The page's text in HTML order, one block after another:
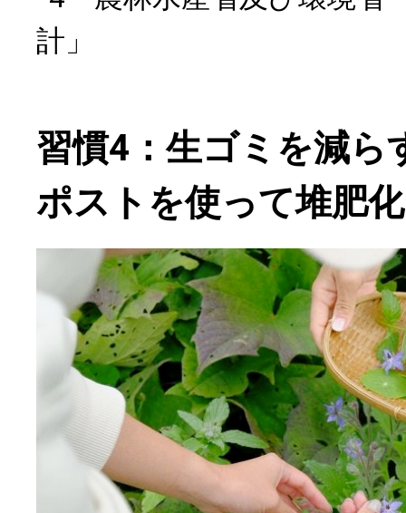
計」
習慣4：生ゴミを減ら
ポストを使って堆肥